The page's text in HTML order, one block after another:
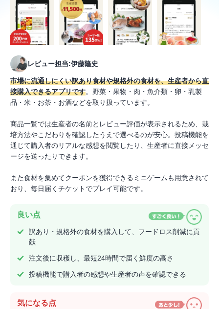
レビュー担当:伊藤隆史
市場に流通しにくい訳あり食材や規格外の食材を、生産者から直
接購入できるアプリです。野菜・果物・肉・魚介類・卵・乳製
品・米・お茶・お酒などを取り扱っています。
商品一覧では生産者の名前とレビュー評価が表示されるため、栽
培方法やこだわりを確認したうえで選べるのが安心。投稿機能を
通じて購入者のリアルな感想を閲覧したり、生産者に直接メッセ
ージを送ったりできます。
また食材を集めてクーポンを獲得できるミニゲームも用意されて
おり、毎日届くチケットでプレイ可能です。
良い点
訳あり・規格外の食材を購入して、フードロス削減に貢
献
注文後に収穫し、最短24時間で届く鮮度の高さ
投稿機能で購入者の感想や生産者の声を確認できる
気になる点